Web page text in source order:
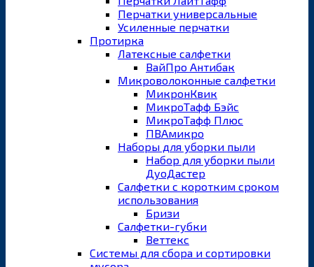
Перчатки универсальные
Усиленные перчатки
Протирка
Латексные салфетки
ВайПро Антибак
Микроволоконные салфетки
МикронКвик
МикроТафф Бэйс
МикроТафф Плюс
ПВАмикро
Наборы для уборки пыли
Набор для уборки пыли
ДуоДастер
Салфетки с коротким сроком
использования
Бризи
Салфетки-губки
Веттекс
Системы для сбора и сортировки